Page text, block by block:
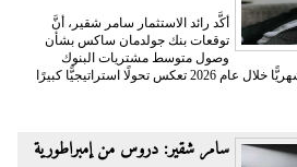
أكَّد رائد الاستثمار سامر شقير، أنَّ
توقعات بنك جولدمان ساكس بشأن
وصول متوسط مشتريات البنوك
المركزية من الذهب إلى 60 طنًا شهريًّا خلال عام 2026 تعكس تحولًا استراتيجيًّا كبيرًا
سامر شقير: دروس من إمبراطورية